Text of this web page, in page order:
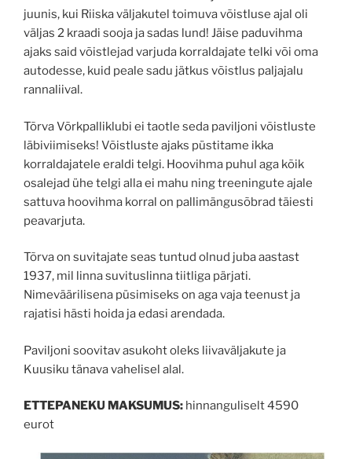
juunis, kui Riiska väljakutel toimuva võistluse ajal oli
väljas 2 kraadi sooja ja sadas lund! Jäise paduvihma
ajaks said võistlejad varjuda korraldajate telki või oma
autodesse, kuid peale sadu jätkus võistlus paljajalu
rannaliival.
Tõrva Võrkpalliklubi ei taotle seda paviljoni võistluste
läbiviimiseks! Võistluste ajaks püstitame ikka
korraldajatele eraldi telgi. Hoovihma puhul aga kõik
osalejad ühe telgi alla ei mahu ning treeningute ajale
sattuva hoovihma korral on pallimängusõbrad täiesti
peavarjuta.
Tõrva on suvitajate seas tuntud olnud juba aastast
1937, mil linna suvituslinna tiitliga pärjati.
Nimeväärilisena püsimiseks on aga vaja teenust ja
rajatisi hästi hoida ja edasi arendada.
Paviljoni soovitav asukoht oleks liivaväljakute ja
Kuusiku tänava vahelisel alal.
ETTEPANEKU MAKSUMUS: hinnanguliselt 4590
eurot